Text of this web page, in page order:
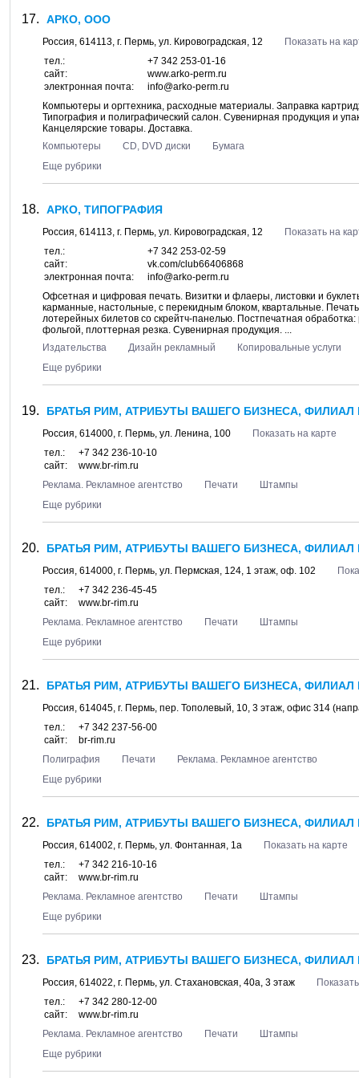
АРКО, ООО
Россия, 614113, г. Пермь, ул. Кировоградская, 12
Показать на
тел.:
+7 342 253-01-16
сайт:
www.arko-perm.ru
электронная почта:
info@arko-perm.ru
Компьютеры и оргтехника, расходные материалы. Заправка
Типография и полиграфический салон. Сувенирная продукция и
Канцелярские товары. Доставка.
Компьютеры
CD, DVD диски
Бумага
Еще рубрики
АРКО, ТИПОГРАФИЯ
Россия, 614113, г. Пермь, ул. Кировоградская, 12
Показать на
тел.:
+7 342 253-02-59
сайт:
vk.com/club66406868
электронная почта:
info@arko-perm.ru
Офсетная и цифровая печать. Визитки и флаеры, листовки и
карманные, настольные, с перекидным блоком, квартальные.
лотерейных билетов со скрейтч-панелью. Постпечатная
фольгой, плоттерная резка. Сувенирная продукция. ...
Издательства
Дизайн рекламный
Копировальные услуги
Еще рубрики
БРАТЬЯ РИМ, АТРИБУТЫ ВАШЕГО БИЗНЕСА,
Россия, 614000, г. Пермь, ул. Ленина, 100
Показать на карте
тел.:
+7 342 236-10-10
сайт:
www.br-rim.ru
Реклама. Рекламное агентство
Печати
Штампы
Еще рубрики
БРАТЬЯ РИМ, АТРИБУТЫ ВАШЕГО БИЗНЕСА, ФИЛИАЛ
Россия, 614000, г. Пермь, ул. Пермская, 124, 1 этаж, оф. 102
тел.:
+7 342 236-45-45
сайт:
www.br-rim.ru
Реклама. Рекламное агентство
Печати
Штампы
Еще рубрики
БРАТЬЯ РИМ, АТРИБУТЫ ВАШЕГО БИЗНЕСА,
Россия, 614045, г. Пермь, пер. Тополевый, 10, 3 этаж, офис 314
тел.:
+7 342 237-56-00
сайт:
br-rim.ru
Полиграфия
Печати
Реклама. Рекламное агентство
Еще рубрики
БРАТЬЯ РИМ, АТРИБУТЫ ВАШЕГО БИЗНЕСА,
Россия, 614002, г. Пермь, ул. Фонтанная, 1а
Показать на карте
тел.:
+7 342 216-10-16
сайт:
www.br-rim.ru
Реклама. Рекламное агентство
Печати
Штампы
Еще рубрики
БРАТЬЯ РИМ, АТРИБУТЫ ВАШЕГО БИЗНЕСА,
Россия, 614022, г. Пермь, ул. Стахановская, 40а, 3 этаж
тел.:
+7 342 280-12-00
сайт:
www.br-rim.ru
Реклама. Рекламное агентство
Печати
Штампы
Еще рубрики